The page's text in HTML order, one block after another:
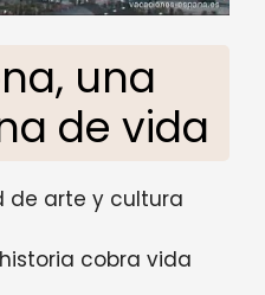
​​una
de vida
de arte y cultura
cobra vida